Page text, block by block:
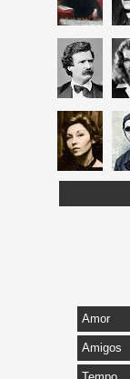
Amor
Amigos